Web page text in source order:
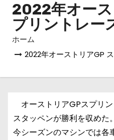
2022年オース
プリントレー
ホーム
2022年オーストリアGP
オーストリアGPスプリ
スタッペンが勝利を収めた
今シーズンのマシンでは各